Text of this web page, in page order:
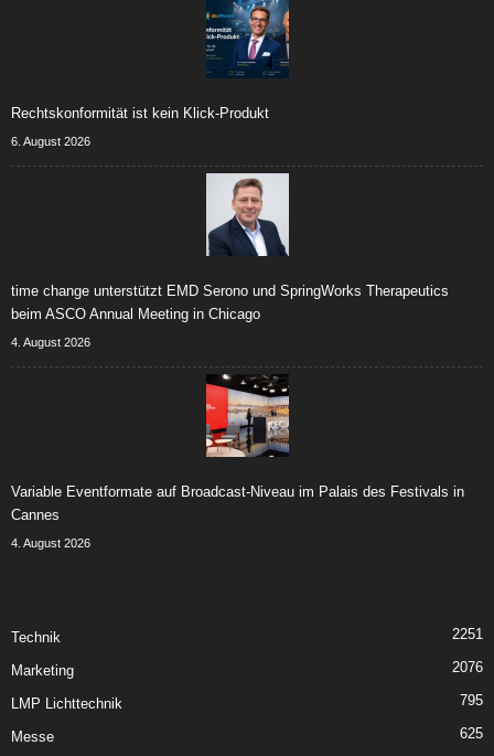
Rechtskonformität ist kein Klick-Produkt
6. August 2026
time change unterstützt EMD Serono und SpringWorks Therapeutics
beim ASCO Annual Meeting in Chicago
4. August 2026
Variable Eventformate auf Broadcast-Niveau im Palais des Festivals in
Cannes
4. August 2026
Technik 2251
Marketing 2076
LMP Lichttechnik 795
Messe 625